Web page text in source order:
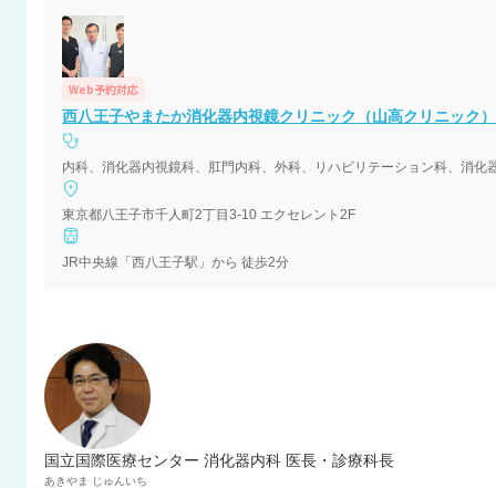
Web予約対応
西八王子やまたか消化器内視鏡クリニック（山高クリニック）
内科、消化器内視鏡科、肛門内科、外科、リハビリテーション科、消化
東京都八王子市千人町2丁目3-10 エクセレント2F
JR中央線「西八王子駅」から 徒歩2分
国立国際医療センター 消化器内科 医長・診療科長
あきやま じゅんいち